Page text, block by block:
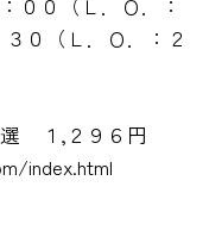
０（Ｌ．Ｏ．：２
選 １,２９６円
index.html